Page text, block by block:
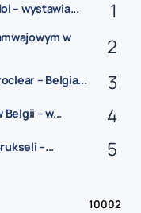
– wystawia...
w
– Belgia...
– w...
–...
10002